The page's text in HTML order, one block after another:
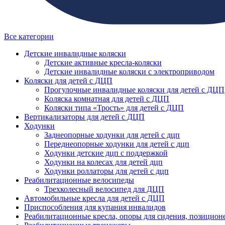
Все категории
Детские инвалидные коляски
Детские активные кресла-коляски
Детские инвалидные коляски с электроприводом
Коляски для детей с ДЦП
Прогулочные инвалидные коляски для детей с ДЦП
Коляска комнатная для детей с ДЦП
Коляски типа «Трость» для детей с ДЦП
Вертикализаторы для детей с ДЦП
Ходунки
Заднеопорные ходунки для детей с дцп
Переднеопорные ходунки для детей с дцп
Ходунки детские дцп с поддержкой
Ходунки на колесах для детей дцп
Ходунки роллаторы для детей с дцп
Реабилитационные велосипеды
Трехколесный велосипед для ДЦП
Автомобильные кресла для детей с ДЦП
Приспособления для купания инвалидов
Реабилитационные кресла, опоры для сидения,